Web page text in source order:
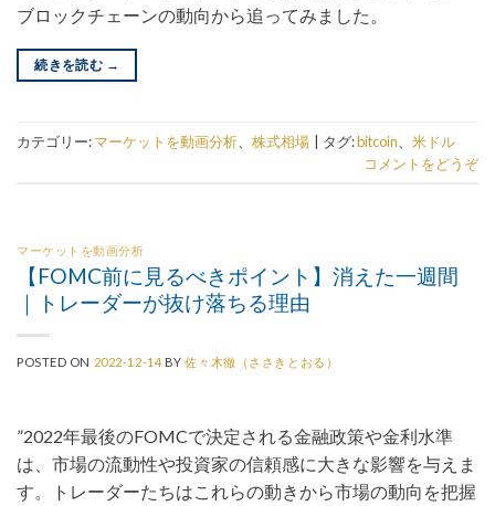
ブロックチェーンの動向から追ってみました。
続きを読む →
カテゴリー:マーケットを動画分析 株式相場 | タグ:bitcoin
米ドル
コメントをどうぞ
マーケットを動画分析
【FOMC前に見るべきポイント】消えた一週間
｜トレーダーが抜け落ちる理由
POSTED ON 2022-12-14 BY佐々木徹（ささきとおる）
”2022年最後のFOMCで決定される金融政策や金利水準
は、市場の流動性や投資家の信頼感に大きな影響を与えま
す。トレーダーたちはこれらの動きから市場の動向を把握